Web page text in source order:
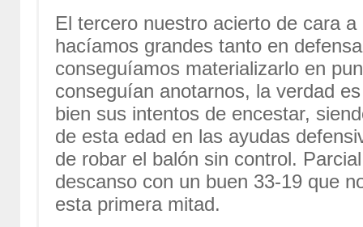
El tercero nuestro acierto de cara
hacíamos grandes tanto en
conseguíamos materializarlo en
conseguían anotarnos, la verdad
bien sus intentos de encestar,
de esta edad en las ayudas
de robar el balón sin control.
descanso con un buen 33-19 que
esta primera mitad.